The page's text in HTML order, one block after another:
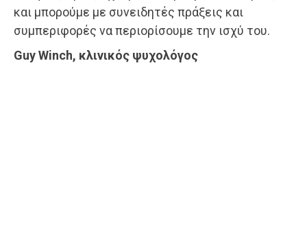
και μπορούμε με συνειδητές πράξεις και
συμπεριφορές να περιορίσουμε την ισχύ του.
Guy Winch, κλινικός ψυχολόγος